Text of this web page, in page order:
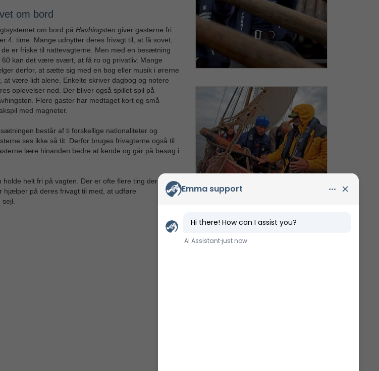
om bord
om bord på Havhingsten giver gasterne fri
4. time. Mange udnytter deres frivagt til, at få sovet,
de er friske til nattevagterne. Men med en besætning
60 kan det være svært, at få ro og privatliv. Mange
derfor, at sætte sig med en bog eller musik i ørerne
at være lidt alene. Enkelte skriver dagbog og notere
oplevelser ned. Der bliver også spillet spil på
Flere gaster har medtaget kort og små
med magneter.
består af ti forskellige nationaliteter og
ses ikke så tit. Derfor bruges frivagterne også til
lære hinanden bedre at kende og går på besøg i
holde helt fri på vagten. Der er ofte flere ting der skal
hjælper på deres frivagt til med, at udføre